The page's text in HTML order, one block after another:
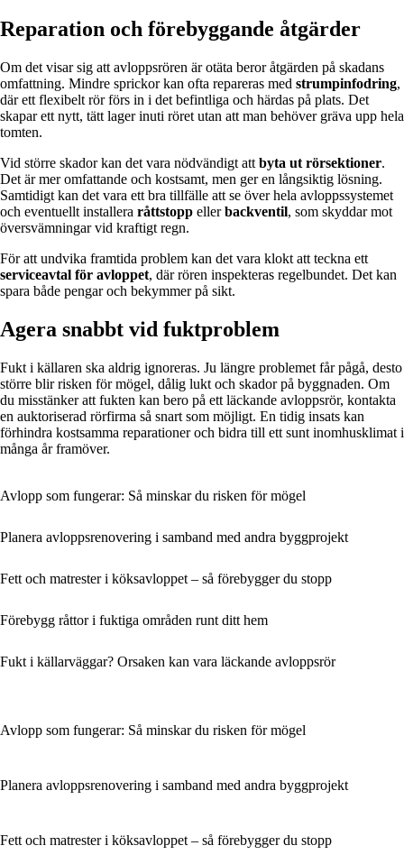
Reparation och förebyggande åtgärder
Om det visar sig att avloppsrören är otäta beror åtgärden på skadans
omfattning. Mindre sprickor kan ofta repareras med strumpinfodring,
där ett flexibelt rör förs in i det befintliga och härdas på plats. Det
skapar ett nytt, tätt lager inuti röret utan att man behöver gräva upp hela
tomten.
Vid större skador kan det vara nödvändigt att byta ut rörsektioner.
Det är mer omfattande och kostsamt, men ger en långsiktig lösning.
Samtidigt kan det vara ett bra tillfälle att se över hela avloppssystemet
och eventuellt installera råttstopp ellerbackventil, som skyddar mot
översvämningar vid kraftigt regn.
För att undvika framtida problem kan det vara klokt att teckna ett
serviceavtal för avloppet, där rören inspekteras regelbundet. Det kan
spara både pengar och bekymmer på sikt.
Agera snabbt vid fuktproblem
Fukt i källaren ska aldrig ignoreras. Ju längre problemet får pågå, desto
större blir risken för mögel, dålig lukt och skador på byggnaden. Om
du misstänker att fukten kan bero på ett läckande avloppsrör, kontakta
en auktoriserad rörfirma så snart som möjligt. En tidig insats kan
förhindra kostsamma reparationer och bidra till ett sunt inomhusklimat i
många år framöver.
Avlopp som fungerar: Så minskar du risken för mögel
Planera avloppsrenovering i samband med andra byggprojekt
Fett och matrester i köksavloppet – så förebygger du stopp
Förebygg råttor i fuktiga områden runt ditt hem
Fukt i källarväggar? Orsaken kan vara läckande avloppsrör
Avlopp som fungerar: Så minskar du risken för mögel
Planera avloppsrenovering i samband med andra byggprojekt
Fett och matrester i köksavloppet – så förebygger du stopp